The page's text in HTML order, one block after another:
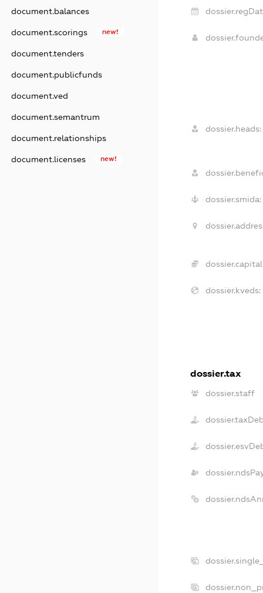
document.balances
document.scorings new!
document.tenders
document.publicfunds
document.ved
document.semantrum
document.relationships
document.licenses new!
dossier.heads:
dossier.smida:
dossier.kveds:
dossier.tax
dossier.staff